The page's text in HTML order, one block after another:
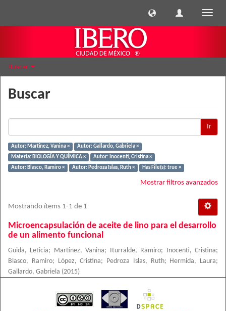
Buscar
Buscar
Ir
Autor: Martínez, Vanina ×
Autor: Gallardo, Gabriela ×
Materia: BIOLOGÍA Y QUÍMICA ×
Autor: Inocenti, Cristina ×
Autor: Blasco, Ramiro ×
Autor: Pedroza Islas, Ruth × Has File(s): true ×
Mostrar filtros avanzados
Mostrando ítems 1-1 de 1
Microencapsulación de aceite de lino para el desarrollo
de un alimento funcional
Guida, Leticia; Martínez, Vanina; Iturralde, Ramiro; Inocenti, Cristina;
Blasco, Ramiro; López, Cristina; Pedroza Islas, Ruth; Hermida, Laura;
Gallardo, Gabriela (2015)